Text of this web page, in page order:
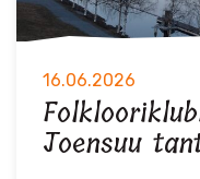
16.06.2026
Joensuu